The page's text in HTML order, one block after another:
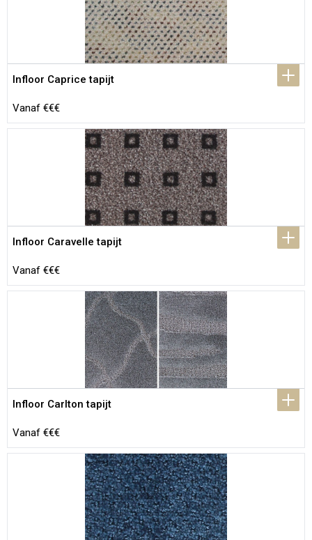
Infloor Caprice tapijt
Vanaf €€€
Infloor Caravelle tapijt
Vanaf €€€
Infloor Carlton tapijt
Vanaf €€€